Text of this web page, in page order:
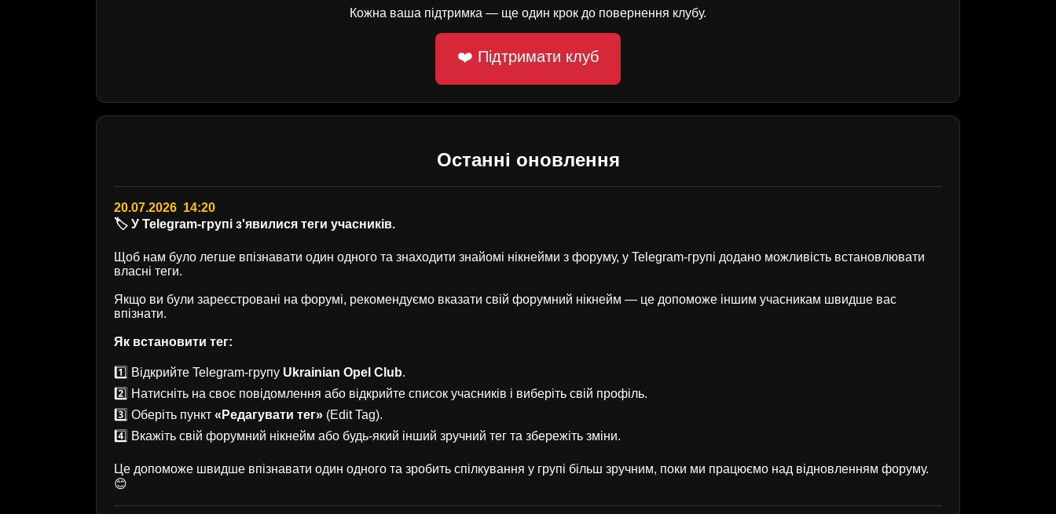
Кожна ваша підтримка — ще один крок до повернення клубу.
❤️ Підтримати клуб
Останні оновлення
20.07.2026 14:20
🏷️ У Telegram-групі з'явилися теги учасників.
Щоб нам було легше впізнавати один одного та знаходити знайомі нікнейми з форуму, у Telegram-групі додано можливість встановлювати
власні теги.
Якщо ви були зареєстровані на форумі, рекомендуємо вказати свій форумний нікнейм — це допоможе іншим учасникам швидше вас
впізнати.
Як встановити тег:
1️⃣ Відкрийте Telegram-групу Ukrainian Opel Club.
2️⃣ Натисніть на своє повідомлення або відкрийте список учасників і виберіть свій профіль.
3️⃣ Оберіть пункт «Редагувати тег» (Edit Tag).
4️⃣ Вкажіть свій форумний нікнейм або будь-який інший зручний тег та збережіть зміни.
Це допоможе швидше впізнавати один одного та зробить спілкування у групі більш зручним, поки ми працюємо над відновленням форуму.
😊